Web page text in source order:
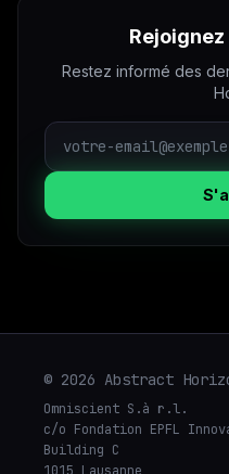
Restez informé des
© 2026 Abstract
Omniscient S.à r.l.
c/o Fondation EPFL
Building C